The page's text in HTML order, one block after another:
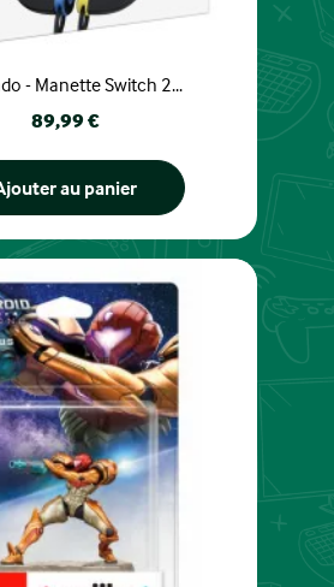
- Manette Switch 2...
Prix
89,99 €
au panier